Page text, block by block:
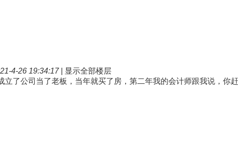
4-26 19:34:17
显示全部楼层
立了公司当了老板，当年就买了房，第二年我的会计师跟我说，你